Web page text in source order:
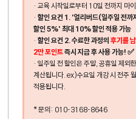
· 교육 시작일로부터 10일 전까지 마
· 할인 요건 1. '얼리버드(일주일 전
할인 5%' 최대 10% 할인 적용 가능
· 할인 요건 2. 수료한 과정의 후기를
2만 포인트즉시 지급 후 사용 가능! ✅
· 일주일 전 할인은 주말, 공휴일 제외
계산됩니다. ex)수요일 개강 시 전주
적용됩니다.
* 문의: 010-3168-8646